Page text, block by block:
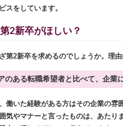
スをしています。
2新卒がほしい？
第2新卒を求めるのでしょうか。理由
のある転職希望者と比べて、企業
働いた経験がある方はその企業の雰
気やマナーと言ったものは、あたり